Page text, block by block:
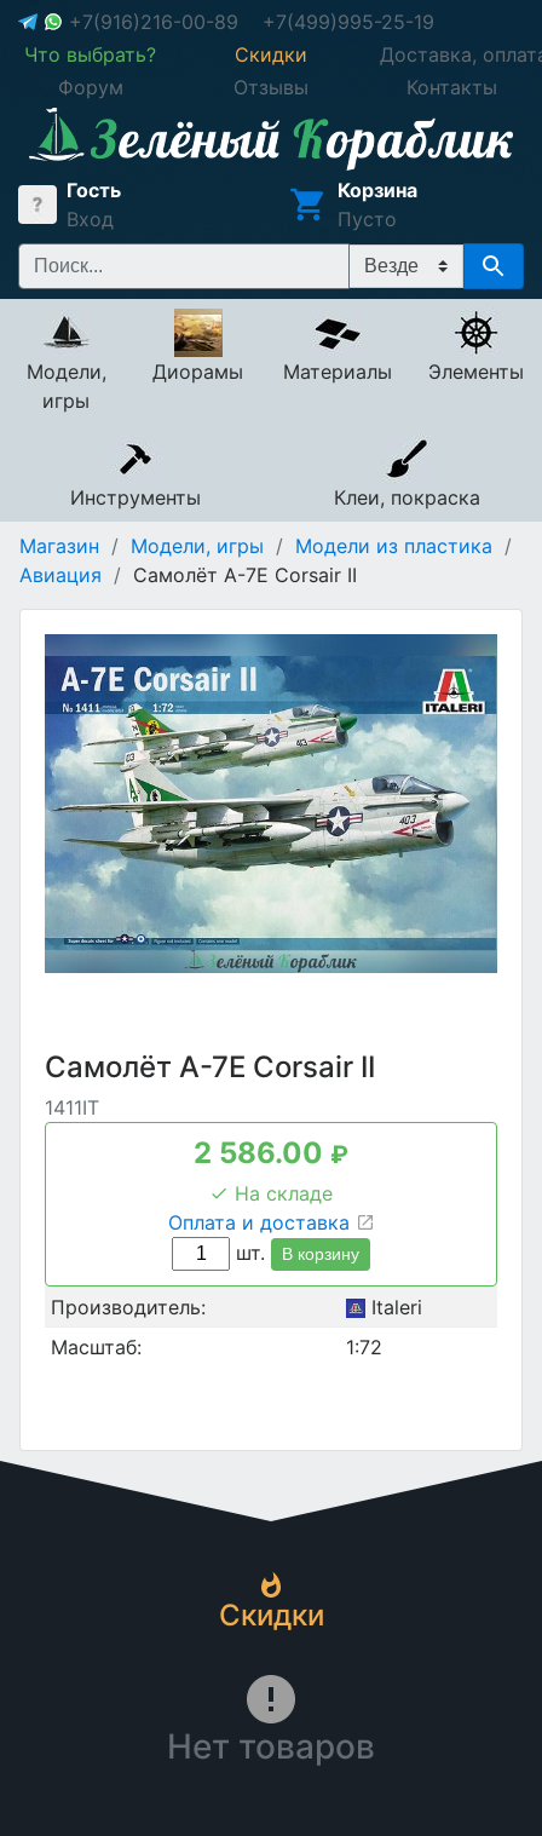
+7(916)216-00-89
+7(499)995-25-19
Что выбрать?
Скидки
Доставка,
Форум
Отзывы Контакты
Гость
Вход
Корзина
Пусто
Модели,
игры
Диорамы Материалы Элементы
Инструменты
Клеи, покраска
Магазин / Модели, игры / Модели из пластика /
Авиация / Самолёт A-7E Corsair II
Самолёт A-7E Corsair II
1411IT
2 586.00 ₽
На складе
Оплата и доставка
шт.
В корзину
Производитель:
Italeri
Масштаб:
1:72
Скидки
Нет товаров